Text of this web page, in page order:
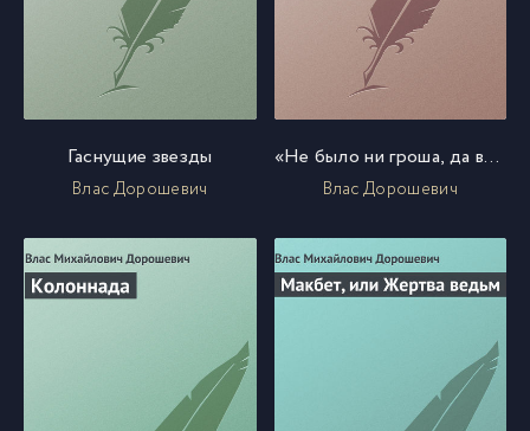
Гаснущие звезды
Влас Дорошевич
«Не было ни гроша, да вдруг алтын»
Влас Дорошевич